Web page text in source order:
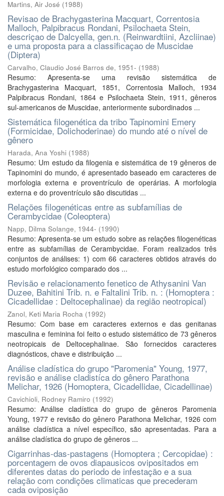
Martins, Air José (1988)
Revisao de Brachygasterina Macquart, Correntosia
Malloch, Palpibracus Rondani, Psilochaeta Stein,
descriçao de Dalcyella, gen.n. (Reinwardtiini, Azcliinae)
e uma proposta para a classificaçao de Muscidae
(Diptera)
Carvalho, Claudio José Barros de, 1951- (1988)
Resumo: Apresenta-se uma revisão sistemática de
Brachygasterina Macquart, 1851, Correntosia Malloch, 1934
Palpibracus Rondani, 1864 e Psilochaeta Stein, 1911, gêneros
sul-americanos de Muscidae, anteriormente subordinados ...
Sistemática filogenética da tribo Tapinomini Emery
(Formicidae, Dolichoderinae) do mundo até o nível de
gênero
Harada, Ana Yoshi (1988)
Resumo: Um estudo da filogenia e sistemática de 19 gêneros de
Tapinomini do mundo, é apresentado baseado em caracteres de
morfologia externa e proventrículo de operárias. A morfologia
externa e do proventrículo são discutidas ...
Relações filogenéticas entre as subfamílias de
Cerambycidae (Coleoptera)
Napp, Dilma Solange, 1944- (1990)
Resumo: Apresenta-se um estudo sobre as relações filogenéticas
entre as subfamílias de Cerambycidae. Foram realizados três
conjuntos de análises: 1) com 66 caracteres obtidos através do
estudo morfológico comparado dos ...
Revisão e relacionamento fenetico de Athysanini Van
Duzee, Bahitini Trib. n. e Faltalini Trib. n. : (Homoptera :
Cicadellidae : Deltocephalinae) da região neotropical)
Zanol, Keti Maria Rocha (1992)
Resumo: Com base em caracteres externos e das genitanas
masculina e feminina foi feito o estudo sistemático de 73 gêneros
neotropicais de Deltocephalinae. São fornecidos caracteres
diagnósticos, chave e distribuição ...
Análise cladística do grupo "Paromenia" Young, 1977,
revisão e análise cladistíca do gênero Parathona
Melichar, 1926 (Homoptera, Cicadellidae, Cicadellinae)
Cavichioli, Rodney Ramiro (1992)
Resumo: Análise cladística do grupo de gêneros Paromenia
Young, 1977 e revisão do gênero Parathona Melichar, 1926 com
análise cladística a nível específico, são apresentadas. Para a
análise cladística do grupo de gêneros ...
Cigarrinhas-das-pastagens (Homoptera ; Cercopidae) :
porcentagem de ovos diapausicos ovipositados em
diferentes datas do periodo de infestação e a sua
relação com condições climaticas que precederam
cada oviposição